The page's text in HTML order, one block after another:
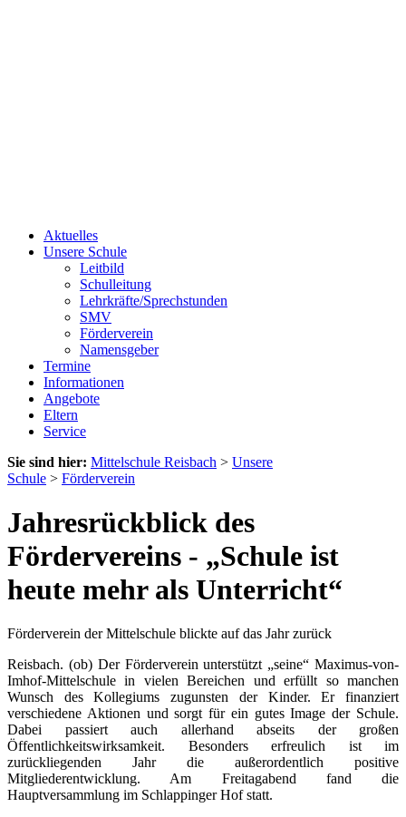
Aktuelles
Unsere Schule
Leitbild
Schulleitung
Lehrkräfte/Sprechstunden
SMV
Förderverein
Namensgeber
Termine
Informationen
Angebote
Eltern
Service
Sie sind hier: Mittelschule Reisbach > Unsere
Schule > Förderverein
Jahresrückblick des
Fördervereins - „Schule ist
heute mehr als Unterricht“
Förderverein der Mittelschule blickte auf das Jahr zurück
Reisbach. (ob) Der Förderverein unterstützt „seine“ Maximus-von-
Imhof-Mittelschule in vielen Bereichen und erfüllt so manchen
Wunsch des Kollegiums zugunsten der Kinder. Er finanziert
verschiedene Aktionen und sorgt für ein gutes Image der Schule.
Dabei passiert auch allerhand abseits der großen
Öffentlichkeitswirksamkeit. Besonders erfreulich ist im
zurückliegenden Jahr die außerordentlich positive
Mitgliederentwicklung. Am Freitagabend fand die
Hauptversammlung im Schlappinger Hof statt.